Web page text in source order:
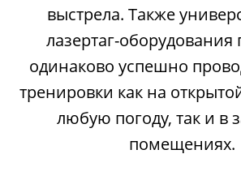
выстрела. Также
лазертаг-оборудования
одинаково успешно
тренировки как на
любую погоду, так и в
помещениях.